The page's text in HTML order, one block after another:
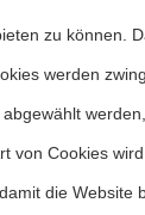
Über W&F
zu können.
werden
von Cookies
die Website